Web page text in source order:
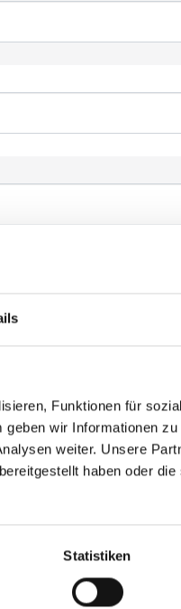
Funktionen für
wir Informationen
weiter. Unsere
haben oder
Statistiken
Ihre Adresse mit an!
Daten